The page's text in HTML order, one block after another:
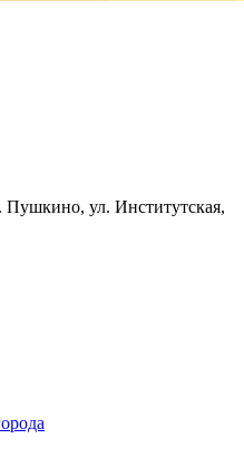
Пушкино, ул. Институтская,